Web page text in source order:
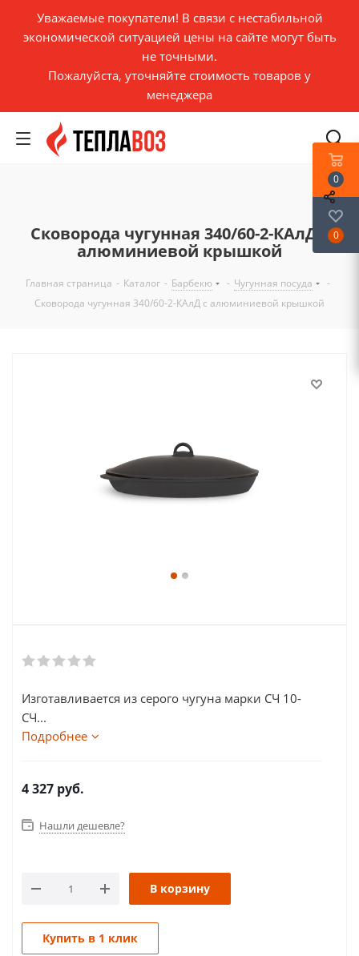
Уважаемые покупатели! В связи с нестабильной
экономической ситуацией цены на сайте могут быть
не точными.
Пожалуйста, уточняйте стоимость товаров у
менеджера
Сковорода чугунная 340/60-2-КАлД с
алюминиевой крышкой
Главная страница - Каталог - Барбекю - Чугунная посуда
-
Сковорода чугунная 340/60-2-КАлД с алюминиевой крышкой
Изготавливается из серого чугуна марки СЧ 10-
СЧ...
Подробнее
4 327 руб.
Нашли дешевле?
В корзину
Купить в 1 клик
0
0